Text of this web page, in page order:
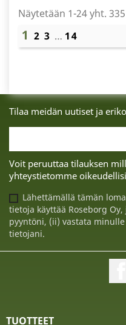
Näytetään 1-24 yht.
1 2 3 … 14
Tilaa meidän uutiset ja
Voit peruuttaa tilauksen
yhteystietomme
Lähettämällä tämän
tietoja käyttää Roseborg
pyyntöni, (ii) vastata
tietojani.
TUOTTEET